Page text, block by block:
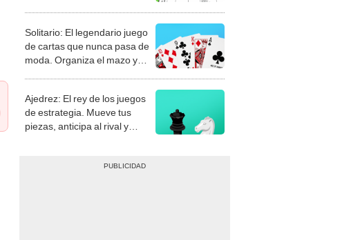
Solitario: El legendario juego
de cartas que nunca pasa de
moda. Organiza el mazo y
Ajedrez: El rey de los juegos
de estrategia. Mueve tus
piezas, anticipa al rival y